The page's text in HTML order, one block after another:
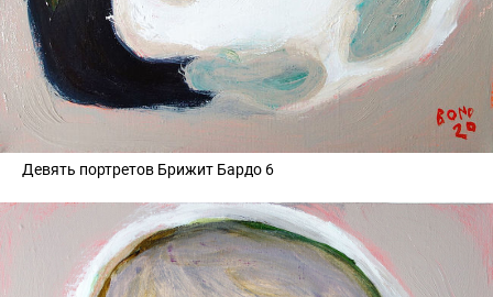
Девять портретов Брижит Бардо 6